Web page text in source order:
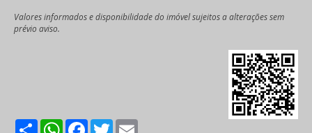
Valores informados e disponibilidade do imóvel sujeitos a alterações sem
prévio aviso.
ShareWhatsApp
Facebook
Twitter